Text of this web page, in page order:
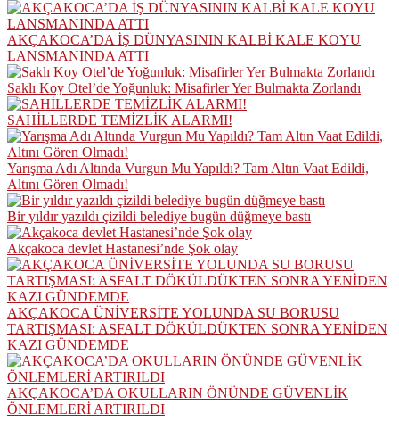
AKÇAKOCA’DA İŞ DÜNYASININ KALBİ KALE KOYU
LANSMANINDA ATTI
Saklı Koy Otel’de Yoğunluk: Misafirler Yer Bulmakta Zorlandı
SAHİLLERDE TEMİZLİK ALARMI!
Yarışma Adı Altında Vurgun Mu Yapıldı? Tam Altın Vaat Edildi,
Altını Gören Olmadı!
Bir yıldır yazıldı çizildi belediye bugün düğmeye bastı
Akçakoca devlet Hastanesi’nde Şok olay
AKÇAKOCA ÜNİVERSİTE YOLUNDA SU BORUSU
TARTIŞMASI: ASFALT DÖKÜLDÜKTEN SONRA YENİDEN
KAZI GÜNDEMDE
AKÇAKOCA’DA OKULLARIN ÖNÜNDE GÜVENLİK
ÖNLEMLERİ ARTIRILDI